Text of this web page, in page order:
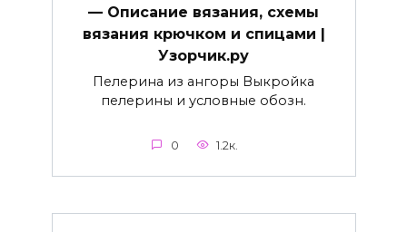
— Описание вязания, схемы
вязания крючком и спицами |
Узорчик.ру
Пелерина из ангоры Выкройка
пелерины и условные обозн.
0 1.2к.